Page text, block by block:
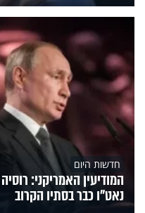
חדשות היום
המודיעין האמריקני:
נאט"ו כבר בסתיו הקרוב